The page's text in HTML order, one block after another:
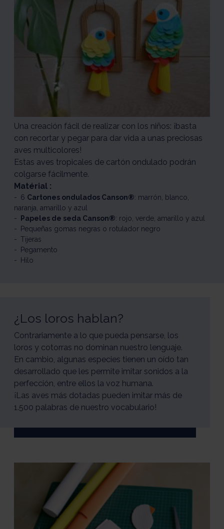
Una creación fácil de realizar con los niños: ¡basta
con recortar y pegar para dar vida a unas preciosas
aves multicolores!
Estas aves tropicales de cartón ondulado podrán
colgarse fácilmente.
Matérial :
6 Cartones ondulados Canson®: marrón, blanco,
naranja, amarillo y azul
Papeles de seda Canson®: rojo, verde, amarillo y azul
Pequeñas gomas negras o rotulador negro
Tijeras
Pegamento
Hilo
¿Los loros hablan?
Contrariamente a lo que pueda pensarse, los
loros y cotorras no dominan nuestro lenguaje.
En cambio, algunas especies tienen un oído tan
desarrollado que les permite imitar sonidos a la
perfección, entre ellos la voz humana.
¡Las aves más dotadas pueden imitar más de
1.500 palabras de nuestro vocabulario!